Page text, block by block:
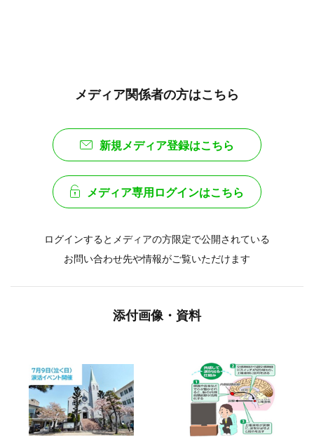
メディア関係者の方はこちら
新規メディア登録はこちら
メディア専用ログインはこちら
ログインするとメディアの方限定で公開されている
お問い合わせ先や情報がご覧いただけます
添付画像・資料